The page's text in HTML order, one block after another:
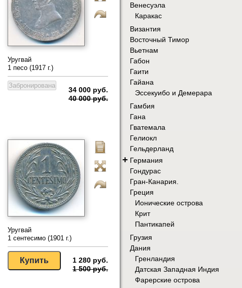
Уругвай
1 песо (1917 г.)
34 000 руб.
40 000 руб.
Уругвай
1 сентесимо (1901 г.)
1 280 руб.
1 500 руб.
Венесуэла
Каракас
Византия
Восточный Тимор
Вьетнам
Габон
Гаити
Гайана
Эссекуибо и Демерара
Гамбия
Гана
Гватемала
Гелиокл
Гельдерланд
+ Германия
Гондурас
Гран-Канария.
Греция
Ионические острова
Крит
Пантикапей
Грузия
Дания
Гренландия
Датская Западная Индия
Фарерские острова